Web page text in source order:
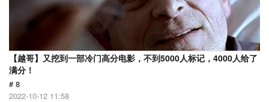
【越哥】又挖到一部冷门高分电影，不到5000人标记，4000人给了
满分！
# 8
2022-10-12 11:58